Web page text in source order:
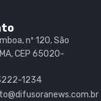
nº 120, São
CEP 65020-
1234